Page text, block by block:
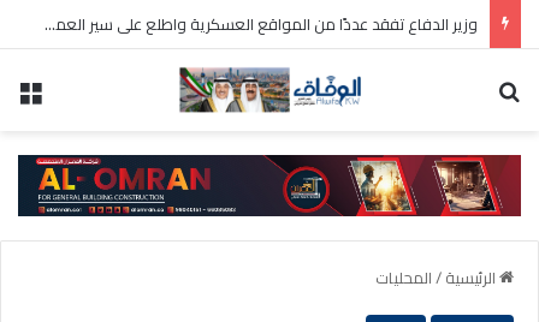
وزير الدفاع تفقد عددًا من المواقع العسكرية واطلع على سير العمل ومستوى الجاهزية
الرئيسية/المحليات